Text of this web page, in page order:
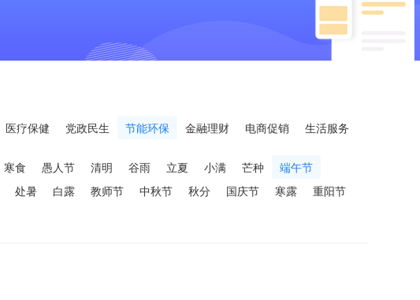
医疗保健 党政民生 节能环保 金融理财 电商促销 生活服务
寒食 愚人节 清明 谷雨 立夏 小满 芒种
端午节
处暑 白露 教师节 中秋节 秋分 国庆节 寒露
重阳节